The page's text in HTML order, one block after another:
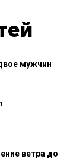
мужчин
ветра до